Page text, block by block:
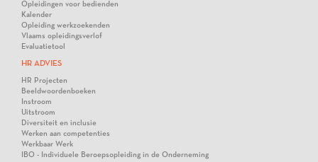
Opleidingen voor bedienden
Kalender
Opleiding werkzoekenden
Vlaams opleidingsverlof
Evaluatietool
HR ADVIES
HR Projecten
Beeldwoordenboeken
Instroom
Uitstroom
Diversiteit en inclusie
Werken aan competenties
Werkbaar Werk
IBO - Individuele Beroepsopleiding in de Onderneming